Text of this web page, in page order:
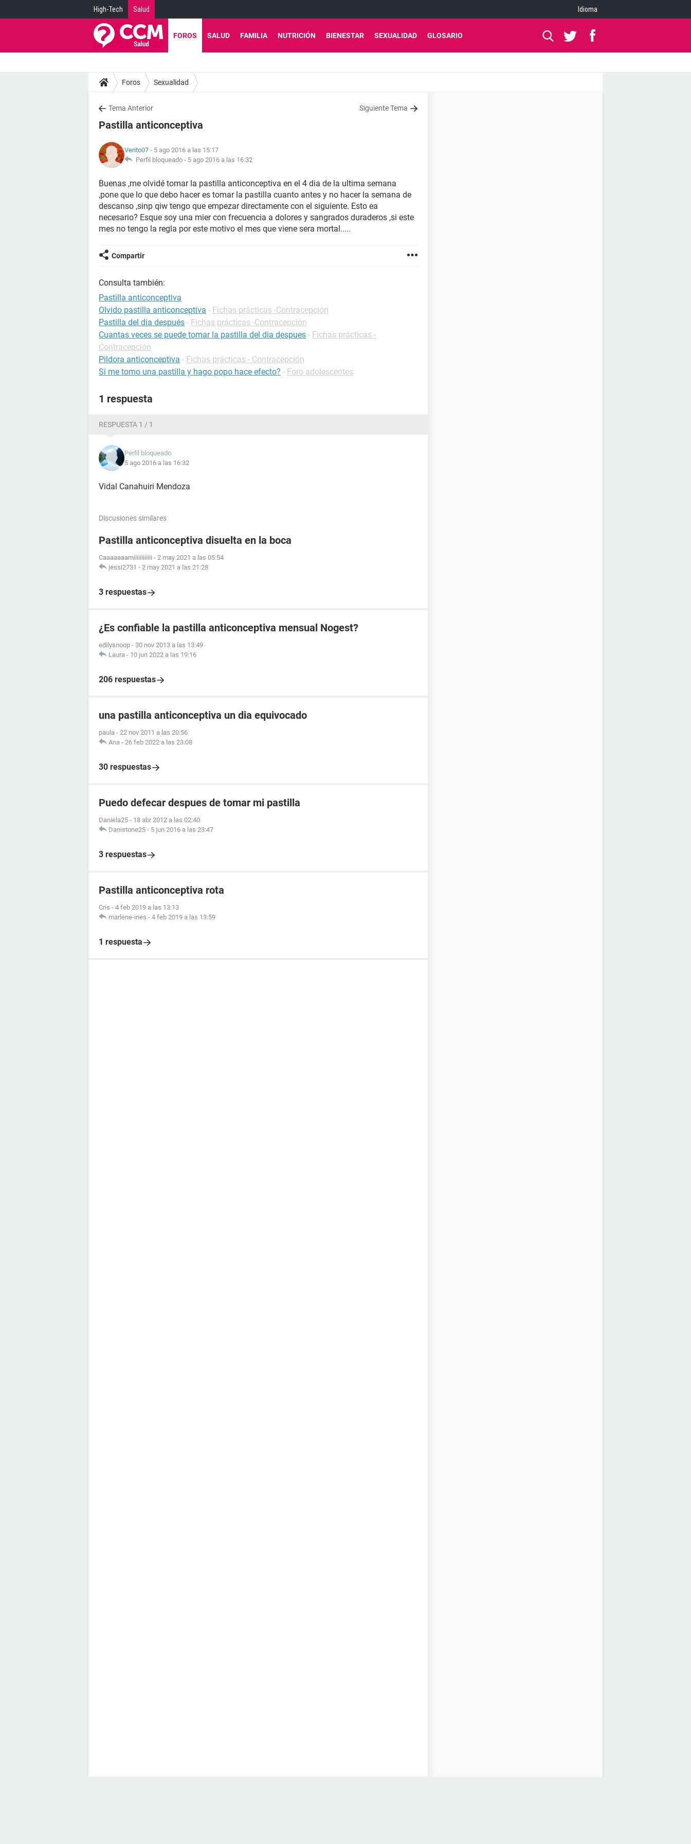
High-Tech Salud Idioma
FOROS SALUD FAMILIA NUTRICIÓN BIENESTAR SEXUALIDAD GLOSARIO
Foros Sexualidad
Tema Anterior Siguiente Tema
Pastilla anticonceptiva
Verito07 - 5 ago 2016 a las 15:17
Perfil bloqueado - 5 ago 2016 a las 16:32
Buenas ,me olvidé tomar la pastilla anticonceptiva en el 4 dia de la ultima semana
,pone que lo que debo hacer es tomar la pastilla cuanto antes y no hacer la semana de
descanso ,sinp qiw tengo que empezar directamente con el siguiente. Esto ea
necesario? Esque soy una mier con frecuencia a dolores y sangrados duraderos ,si este
mes no tengo la regla por este motivo el mes que viene sera mortal.....
Compartir
Consulta también:
Pastilla anticonceptiva
Olvido pastilla anticonceptiva - Fichas prácticas -Contracepción
Pastilla del dia después - Fichas prácticas -Contracepción
Cuantas veces se puede tomar la pastilla del dia despues - Fichas prácticas -
Contracepción
Pildora anticonceptiva - Fichas prácticas - Contracepción
Si me tomo una pastilla y hago popo hace efecto? - Foro adolescentes
1 respuesta
RESPUESTA 1 / 1
Perfil bloqueado
5 ago 2016 a las 16:32
Vidal Canahuiri Mendoza
Discusiones similares
Pastilla anticonceptiva disuelta en la boca
Caaaaaaamiiiiiiiiiiii - 2 may 2021 a las 05:54
jessi2731 - 2 may 2021 a las 21:28
3 respuestas
¿Es confiable la pastilla anticonceptiva mensual Nogest?
edilysnoop - 30 nov 2013 a las 13:49
Laura - 10 jun 2022 a las 19:16
206 respuestas
una pastilla anticonceptiva un dia equivocado
paula - 22 nov 2011 a las 20:56
Ana - 26 feb 2022 a las 23:08
30 respuestas
Puedo defecar despues de tomar mi pastilla
Daniela25 - 18 abr 2012 a las 02:40
Danistone25 - 5 jun 2016 a las 23:47
3 respuestas
Pastilla anticonceptiva rota
Cris - 4 feb 2019 a las 13:13
marlene-ines - 4 feb 2019 a las 13:59
1 respuesta